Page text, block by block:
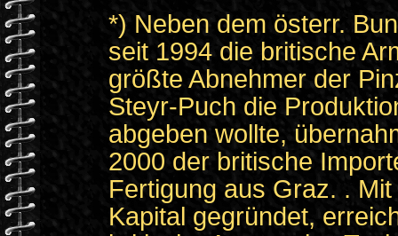
*) Neben dem österr.
seit 1994 die britische
größte Abnehmer der
Steyr-Puch die
abgeben wollte,
2000 der britische
Fertigung aus Graz. .
Kapital gegründet,